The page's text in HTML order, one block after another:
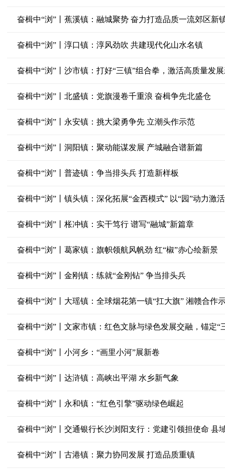
奋楫中“浏”丨蕉溪镇：融城聚势 奋力打造品质一流郊区新
奋楫中“浏”丨淳口镇：淳风劲吹 共建现代化山水名镇
奋楫中“浏”丨沙市镇：打好“三镇”组合拳，激活高质量发
奋楫中“浏”丨北盛镇：党旗漫卷千重浪 奋楫争先北盛仓
奋楫中“浏”丨永安镇：挑大梁勇争先 立潮头作示范
奋楫中“浏”丨洞阳镇：聚动能谋发展 产城融合谱新篇
奋楫中“浏”丨普迹镇：争当排头兵 打造新样板
奋楫中“浏”丨镇头镇：深化拓展“金西模式” 以“园”动力激
奋楫中“浏”丨枨冲镇：实干笃行 谱写“融城”新篇章
奋楫中“浏”丨葛家镇：旗帜领航风帆劲 红“椒”赤心绘新景
奋楫中“浏”丨金刚镇：练就“金刚钻” 争当排头兵
奋楫中“浏”丨大瑶镇：全球烟花第一镇“扛大旗” 湘赣合作
奋楫中“浏”丨文家市镇：红色文脉与绿色发展交融，锚定“
奋楫中“浏”丨小河乡：“画里小河”展新卷
奋楫中“浏”丨达浒镇：高峡出平湖 水乡新气象
奋楫中“浏”丨永和镇：“红色引擎”驱动绿色崛起
奋楫中“浏”丨交通银行长沙浏阳支行：党建引领担使命 县
奋楫中“浏”丨古港镇：聚力协同发展 打造品质重镇